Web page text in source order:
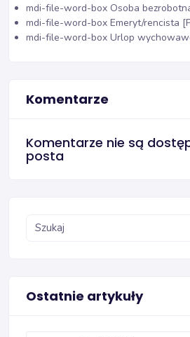
mdi-file-word-box Osoba
mdi-file-word-box Emeryt/rencista
mdi-file-word-box Urlop
Komentarze
Komentarze nie są
posta
Ostatnie artykuły